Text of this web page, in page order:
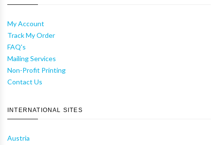
My Account
Track My Order
FAQ's
Mailing Services
Non-Profit Printing
Contact Us
INTERNATIONAL SITES
Austria